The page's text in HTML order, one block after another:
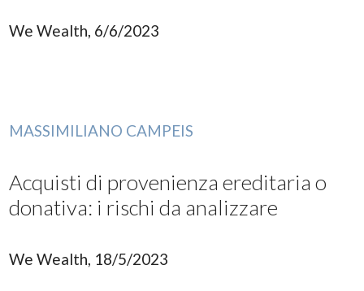
We Wealth, 6/6/2023
MASSIMILIANO CAMPEIS
Acquisti di provenienza ereditaria o
donativa: i rischi da analizzare
We Wealth, 18/5/2023